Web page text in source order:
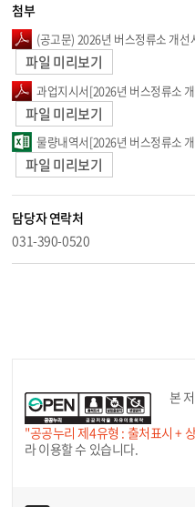
첨부
(공고문) 2026년 버스정류소 개
파일 미리보기
과업지시서[2026년 버스정류소
파일 미리보기
물량내역서[2026년 버스정류소
파일 미리보기
담당자 연락처
031-390-0520
본
"공공누리 제4유형 : 출처표시 +
라 이용할 수 있습니다.